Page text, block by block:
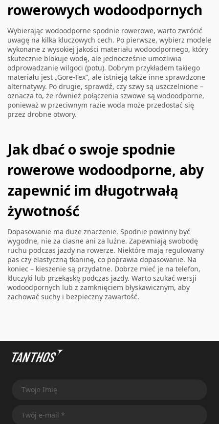
rowerowych wodoodpornych
Wybierając wodoodporne spodnie rowerowe, warto zwrócić
uwagę na kilka kluczowych cech. Po pierwsze, wybierz modele
wykonane z wysokiej jakości materiału wodoodpornego, który
skutecznie blokuje wodę, ale jednocześnie umożliwia
odprowadzanie wilgoci (potu). Dobrym przykładem takiego
materiału jest „Gore-Tex”, ale istnieją także inne sprawdzone
alternatywy. Po drugie, sprawdź, czy szwy są uszczelnione –
oznacza to, że również połączenia szwowe są wodoodporne,
ponieważ w przeciwnym razie woda może przedostać się
przez drobne otwory.
Jak dbać o swoje spodnie
rowerowe wodoodporne, aby
zapewnić im długotrwałą
żywotność
Dopasowanie ma duże znaczenie. Spodnie powinny być
wygodne, nie za ciasne ani za luźne. Zapewniają swobodę
ruchu podczas jazdy na rowerze. Niektóre mają regulowany
pas czy elastyczną tkaninę, co poprawia dopasowanie. Na
koniec – kieszenie są przydatne. Dobrze mieć je na telefon,
kluczyki lub przekąskę podczas jazdy. Warto szukać wersji
wodoodpornych lub z zamknięciem błyskawicznym, aby
zachować suchy i bezpieczny zawartość.